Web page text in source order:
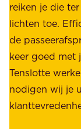
d
e
n
r
u
s
t
o
n
z
e
s
t
a
reiken je die
lichten toe.
de
keer goed met
Tenslotte
nodigen wij je